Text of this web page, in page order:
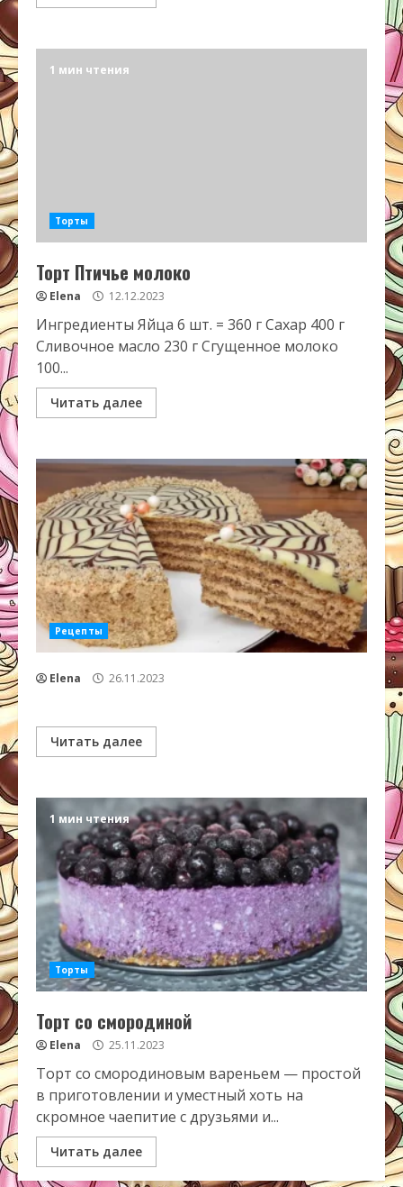
1 мин чтения
Торты
Торт Птичье молоко
Elena 12.12.2023
Ингредиенты Яйца 6 шт. = 360 г Сахар 400 г
Сливочное масло 230 г Сгущенное молоко
100...
Читать далее
Рецепты
Elena 26.11.2023
Читать далее
1 мин чтения
Торты
Торт со смородиной
Elena 25.11.2023
Торт со смородиновым вареньем — простой
в приготовлении и уместный хоть на
скромное чаепитие с друзьями и...
Читать далее